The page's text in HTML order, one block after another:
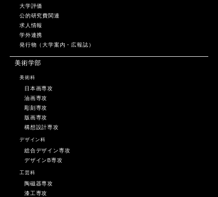
大学評価
公的研究費関連
求人情報
学外連携
発行物（大学案内・広報誌）
美術学部
美術科
日本画専攻
油画専攻
彫刻専攻
版画専攻
構想設計専攻
デザイン科
総合デザイン専攻
デザインB専攻
工芸科
陶磁器専攻
漆工専攻